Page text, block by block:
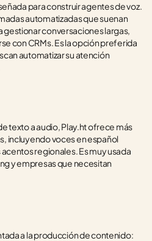
para construir agentes de voz.
automatizadas que suenan
gestionar conversaciones largas,
con CRMs. Es la opción preferida
automatizar su atención
texto a audio, Play.ht ofrece más
incluyendo voces en español
regionales. Es muy usada
y empresas que necesitan
a la producción de contenido: